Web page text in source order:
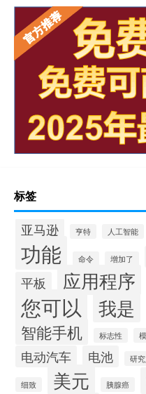
标签
亚马逊 亨特 人工智能
功能 命令 增加了
平板 应用程序
您可以 我是
智能手机
标志性
电动汽车
电池 研
细致 美元 胰腺癌